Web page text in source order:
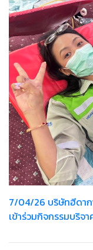
7/04/26 บริษัทฮีดาก
เข้าร่วมกิจกรรมบริจ